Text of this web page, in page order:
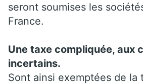
seront soumises les
France.
Une taxe compliquée, aux
incertains.
Sont ainsi exemptées de la